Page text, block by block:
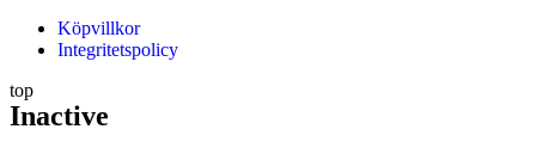
Köpvillkor
Integritetspolicy
top
Inactive